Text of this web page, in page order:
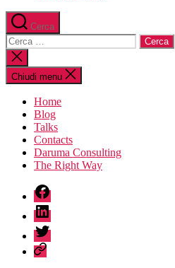
Cerca
Cerca:
Chiudi
la
ricerca
Chiudi menu
Home
Blog
Talks
Contacts
Daruma Consulting
The Right Way
fb
linkedin
twitter
sessionize